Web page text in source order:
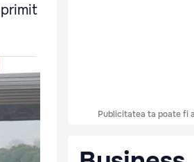
Publicitatea ta poate fi